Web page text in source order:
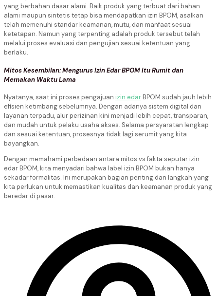
yang berbahan dasar alami. Baik produk yang terbuat dari bahan
alami maupun sintetis tetap bisa mendapatkan izin BPOM, asalkan
telah memenuhi standar keamanan, mutu, dan manfaat sesuai
ketetapan. Namun yang terpenting adalah produk tersebut telah
melalui proses evaluasi dan pengujian sesuai ketentuan yang
berlaku.
Mitos Kesembilan: Mengurus Izin Edar BPOM Itu Rumit dan
Memakan Waktu Lama
Nyatanya, saat ini proses pengajuan izin edarBPOM sudah jauh lebih
efisien ketimbang sebelumnya. Dengan adanya sistem digital dan
layanan terpadu, alur perizinan kini menjadi lebih cepat, transparan,
dan mudah untuk pelaku usaha akses. Selama persyaratan lengkap
dan sesuai ketentuan, prosesnya tidak lagi serumit yang kita
bayangkan.
Dengan memahami perbedaan antara mitos vs fakta seputar izin
edar BPOM, kita menyadari bahwa label izin BPOM bukan hanya
sekadar formalitas. Ini merupakan bagian penting dan langkah yang
kita perlukan untuk memastikan kualitas dan keamanan produk yang
beredar di pasar.